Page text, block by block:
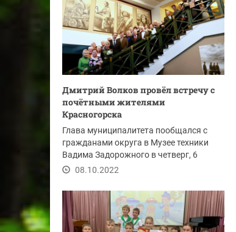
Дмитрий Волков провёл встречу с
почётными жителями
Красногорска
Глава муниципалитета пообщался с
гражданами округа в Музее техники
Вадима Задорожного в четверг, 6
октября.
08.10.2022